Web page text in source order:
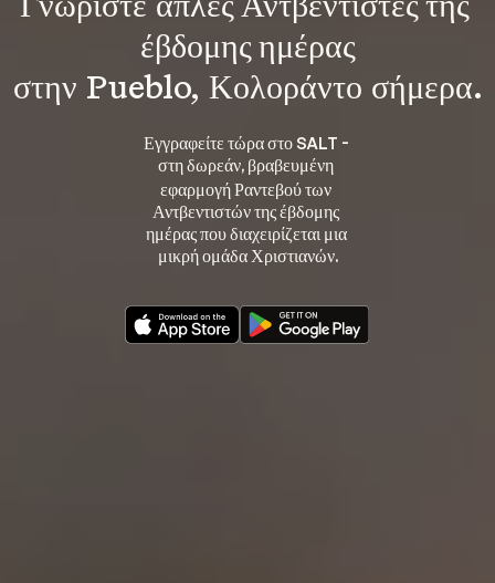
Γνωρίστε απλές Αντβεντιστές της
έβδομης ημέρας
στην Pueblo, Κολοράντο σήμερα.
Εγγραφείτε τώρα στο SALT -
στη δωρεάν, βραβευμένη
εφαρμογή Ραντεβού των
Αντβεντιστών της έβδομης
ημέρας που διαχειρίζεται μια
μικρή ομάδα Χριστιανών.